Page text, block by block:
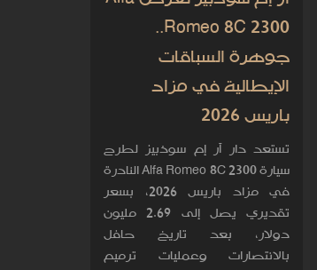
Romeo 8C 2300..
جوهرة السباقات
الإيطالية في مزاد
باريس 2026
تستعد دار آر إم سوذبيز لطرح
سيارة Alfa Romeo 8C 2300 النادرة
في مزاد باريس 2026، بسعر
تقديري يصل إلى 2.69 مليون
دولار، بعد تاريخ حافل
بالانتصارات وعمليات ترميم